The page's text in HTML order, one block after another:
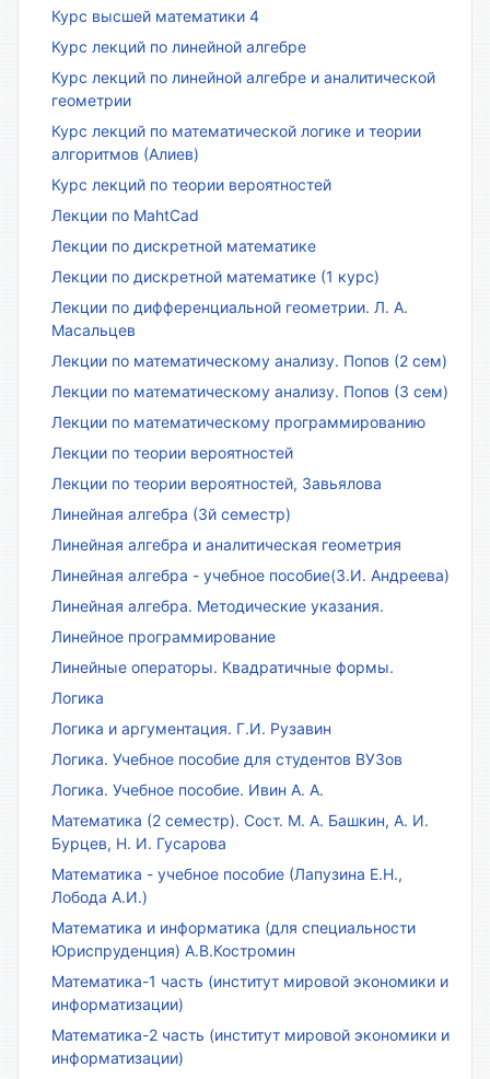
Курс высшей математики 4
Курс лекций по линейной алгебре
Курс лекций по линейной алгебре и аналитической
геометрии
Курс лекций по математической логике и теории
алгоритмов (Алиев)
Курс лекций по теории вероятностей
Лекции по MahtCad
Лекции по дискретной математике
Лекции по дискретной математике (1 курс)
Лекции по дифференциальной геометрии. Л. А.
Масальцев
Лекции по математическому анализу. Попов (2 сем)
Лекции по математическому анализу. Попов (3 сем)
Лекции по математическому программированию
Лекции по теории вероятностей
Лекции по теории вероятностей, Завьялова
Линейная алгебра (3й семестр)
Линейная алгебра и аналитическая геометрия
Линейная алгебра - учебное пособие(З.И. Андреева)
Линейная алгебра. Методические указания.
Линейное программирование
Линейные операторы. Квадратичные формы.
Логика
Логика и аргументация. Г.И. Рузавин
Логика. Учебное пособие для студентов ВУЗов
Логика. Учебное пособие. Ивин А. А.
Математика (2 семестр). Сост. М. А. Башкин, А. И.
Бурцев, Н. И. Гусарова
Математика - учебное пособие (Лапузина Е.Н.,
Лобода А.И.)
Математика и информатика (для специальности
Юриспруденция) А.В.Костромин
Математика-1 часть (институт мировой экономики и
информатизации)
Математика-2 часть (институт мировой экономики и
информатизации)